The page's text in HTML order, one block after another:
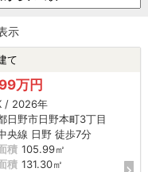
示
て
万円
/ 2026年
日野市日野本町3丁目
央線 日野 徒歩7分
積 105.99㎡
積 131.30㎡